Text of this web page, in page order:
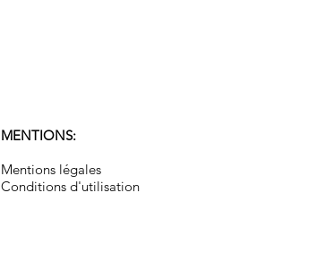
MENTIONS:
Mentions légales
Conditions d'utilisation